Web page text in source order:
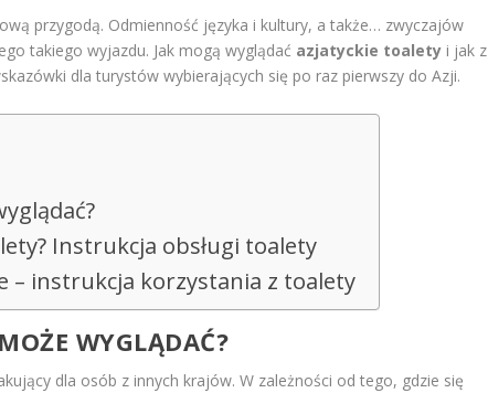
przygodą. Odmienność języka i kultury, a także… zwyczajów
takiego wyjazdu. Jak mogą wyglądać azjatyckie toalety i jak z
dla turystów wybierających się po raz pierwszy do Azji.
Instrukcja obsługi toalety
– instrukcja korzystania z toalety
WYGLĄDAĆ?
dla osób z innych krajów. W zależności od tego, gdzie się